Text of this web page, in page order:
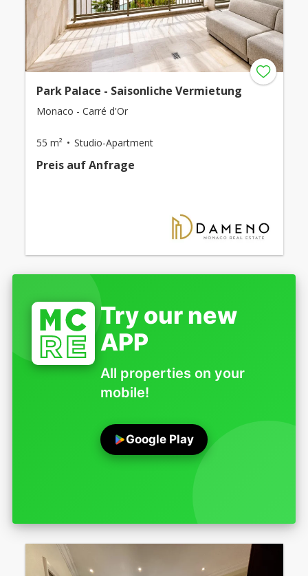
Park Palace - Saisonliche Vermietung
Monaco - Carré d'Or
55 m² Studio-Apartment
Preis auf Anfrage
Try our new
APP
All properties on your
mobile!
Google Play